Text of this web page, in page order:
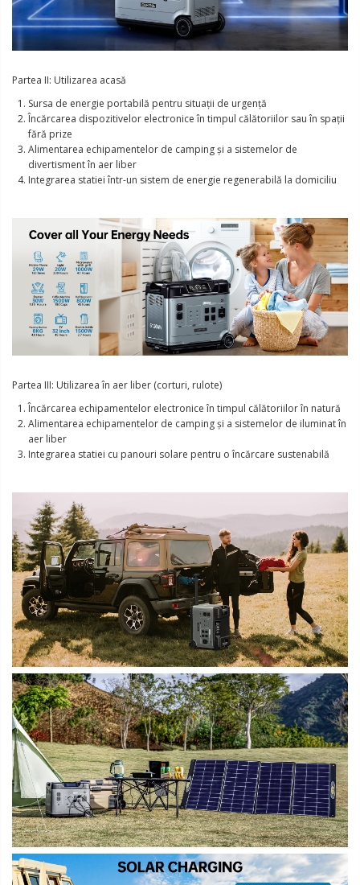
Partea II: Utilizarea acasă
Sursa de energie portabilă pentru situații de urgență
Încărcarea dispozitivelor electronice în timpul călătoriilor sau în spații
fără prize
Alimentarea echipamentelor de camping și a sistemelor de
divertisment în aer liber
Integrarea statiei într-un sistem de energie regenerabilă la domiciliu
Partea III: Utilizarea în aer liber (corturi, rulote)
Încărcarea echipamentelor electronice în timpul călătoriilor în natură
Alimentarea echipamentelor de camping și a sistemelor de iluminat în
aer liber
Integrarea statiei cu panouri solare pentru o încărcare sustenabilă